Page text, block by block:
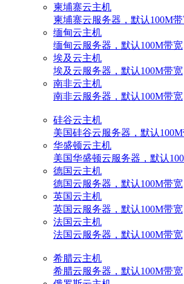
柬埔寨云主机
柬埔寨云服务器，默认100M
缅甸云主机
缅甸云服务器，默认100M带宽
埃及云主机
埃及云服务器，默认100M带宽
南非云主机
南非云服务器，默认100M带宽
硅谷云主机
美国硅谷云服务器，默认
华盛顿云主机
美国华盛顿云服务器，默认
德国云主机
德国云服务器，默认100M带宽
英国云主机
英国云服务器，默认100M带宽
法国云主机
法国云服务器，默认100M带宽
希腊云主机
希腊云服务器，默认100M带宽